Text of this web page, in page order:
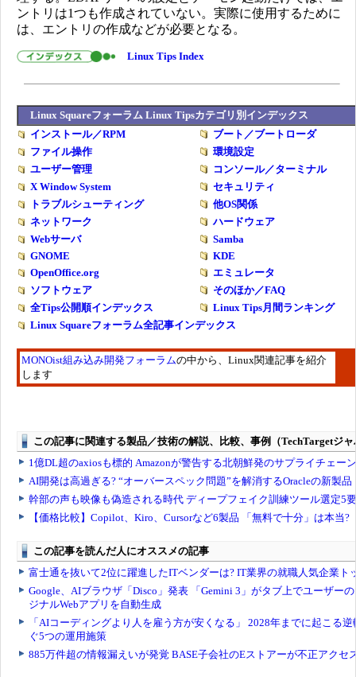
ントリは1つも作成されていない。実際に使用するために
は、エントリの作成などが必要となる。
Linux Tips Index
Linux Squareフォーラム Linux Tipsカテゴリ別インデックス
インストール／RPM
ブート／ブートローダ
ファイル操作
環境設定
ユーザー管理
コンソール／ターミナル
X Window System
セキュリティ
トラブルシューティング
他OS関係
ネットワーク
ハードウェア
Webサーバ
Samba
GNOME
KDE
OpenOffice.org
エミュレータ
ソフトウェア
そのほか／FAQ
全Tips公開順インデックス
Linux Tips月間ランキング
Linux Squareフォーラム全記事インデックス
MONOist組み込み開発フォーラムの中から、Linux関連記事を紹介
します